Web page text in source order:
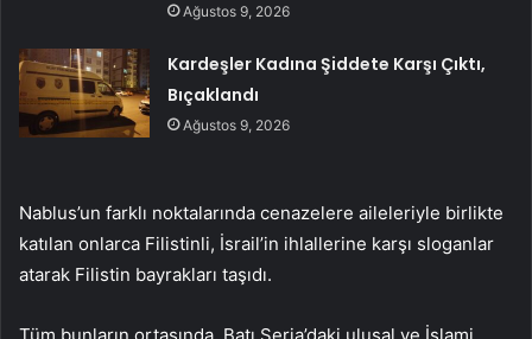
Ağustos 9, 2026
Kardeşler Kadına Şiddete Karşı Çıktı,
Bıçaklandı
Ağustos 9, 2026
Nablus’un farklı noktalarında cenazelere aileleriyle birlikte
katılan onlarca Filistinli, İsrail’in ihlallerine karşı sloganlar
atarak Filistin bayrakları taşıdı.
Tüm bunların ortasında, Batı Şeria’daki ulusal ve İslami